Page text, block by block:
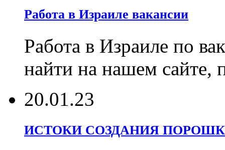
Работа в Израиле вакансии
Работа в Израиле по
найти на нашем сайте,
20.01.23
ИСТОКИ СОЗДАНИЯ